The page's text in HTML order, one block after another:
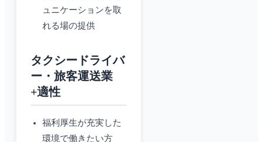
ュニケーションを取
れる場の提供
タクシードライバ
ー・旅客運送業
+適性
福利厚生が充実した
環境で働きたい方